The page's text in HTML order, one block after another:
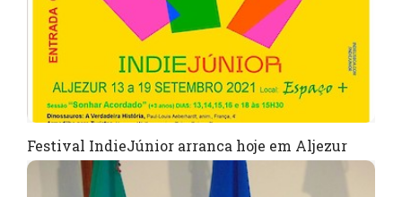
Festival IndieJúnior arranca hoje em Aljezur